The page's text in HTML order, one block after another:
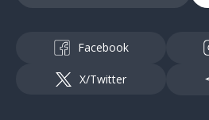
Facebook
X/Twitter